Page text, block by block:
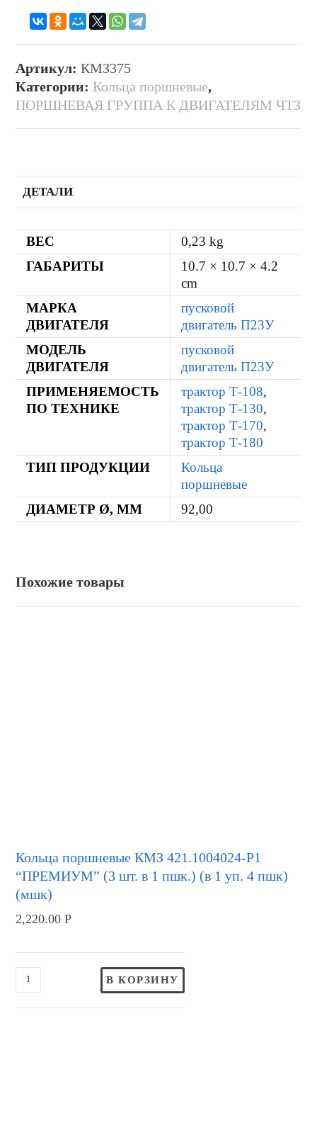
Артикул:КМЗ375
Категории: Кольца поршневые,
ПОРШНЕВАЯ ГРУППА К ДВИГАТЕЛЯМ ЧТЗ
ДЕТАЛИ
ВЕС
0,23 kg
ГАБАРИТЫ
10.7 × 10.7 × 4.2
cm
МАРКА
ДВИГАТЕЛЯ
пусковой
двигатель П23У
МОДЕЛЬ
ДВИГАТЕЛЯ
пусковой
двигатель П23У
ПРИМЕНЯЕМОСТЬ
ПО ТЕХНИКЕ
трактор Т-108,
трактор Т-130,
трактор Т-170,
трактор Т-180
ТИП ПРОДУКЦИИ
Кольца
поршневые
ДИАМЕТР Ø, ММ
92,00
Похожие товары
Кольца поршневые КМЗ 421.1004024-Р1
“ПРЕМИУМ” (3 шт. в 1 пшк.) (в 1 уп. 4 пшк)
(мшк)
2,220.00Р
В КОРЗИНУ